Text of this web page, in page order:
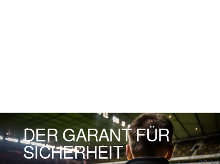
DER GARANT FÜR
SICHERHEIT